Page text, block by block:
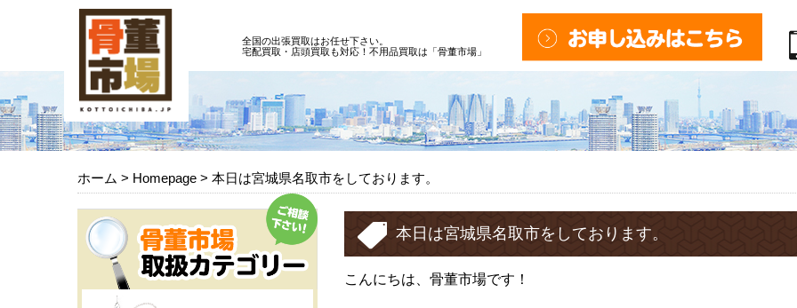
全国の出張買取はお任せ下さい。
宅配買取・店頭買取も対応！不用品買取は「骨董市場」
ホーム > Homepage > 本日は宮城県名取市をしております。
本日は宮城県名取市をしております。
こんにちは、骨董市場です！